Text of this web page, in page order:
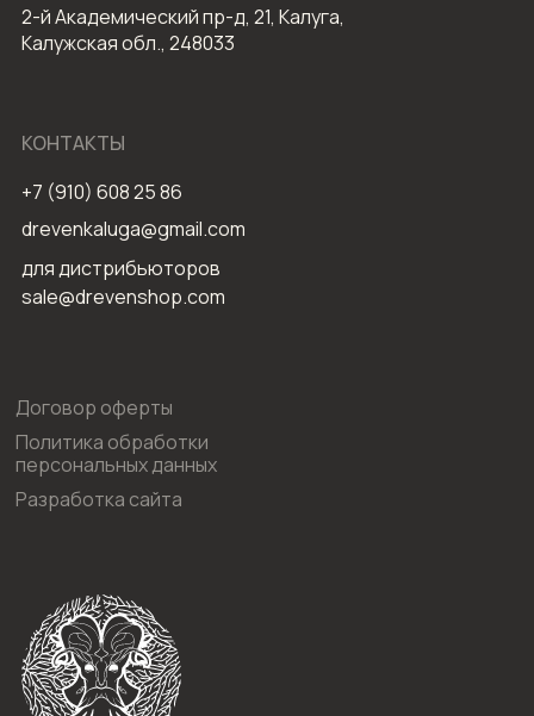
Политика обработки
персональных данных
Договор оферты
+7 (910) 608 25 86
Разработка сайта
2-й Академический пр-д, 21, Калуга,
Калужская обл., 248033
КОНТАКТЫ
для дистрибьюторов
sale@drevenshop.com
drevenkaluga@gmail.com